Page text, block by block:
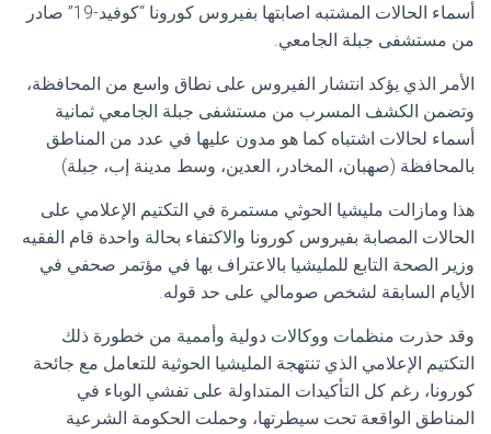
أسماء الحالات المشتبه اصابتها بفيروس كورونا “كوفيد-19” صادر
من مستشفى جبلة الجامعي.
الأمر الذي يؤكد انتشار الفيروس على نطاق واسع من المحافظة،
وتضمن الكشف المسرب من مستشفى جبلة الجامعي ثمانية
أسماء لحالات اشتباه كما هو مدون عليها في عدد من المناطق
بالمحافظة (صهبان، المخادر، العدين، وسط مدينة إب، جبلة)
هذا ومازالت مليشيا الحوثي مستمرة في التكتيم الإعلامي على
الحالات المصابة بفيروس كورونا والاكتفاء بحالة واحدة قام الفقيه
وزير الصحة التابع للمليشيا بالاعتراف بها في مؤتمر صحفي في
الأيام السابقة لشخص صومالي على حد قوله.
وقد حذرت منظمات ووكالات دولية وأممية من خطورة ذلك
التكتيم الإعلامي الذي تنتهجة المليشيا الحوثية للتعامل مع جائحة
كورونا، رغم كل التأكيدات المتداولة على تفشي الوباء في
المناطق الواقعة تحت سيطرتها، وحملت الحكومة الشرعية